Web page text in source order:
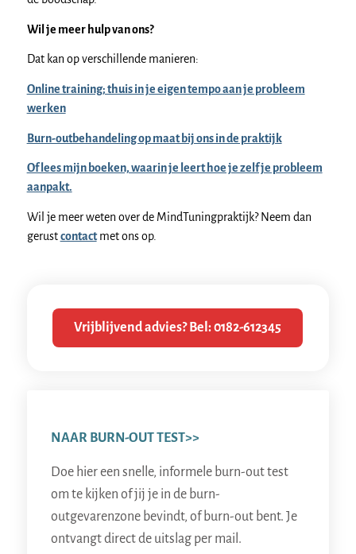
Wil je meer hulp van ons?
Dat kan op verschillende manieren:
Online training; thuis in je eigen tempo aan je probleem
werken
Burn-outbehandeling op maat bij ons in de praktijk
Of lees mijn boeken, waarin je leert hoe je zelf je probleem
aanpakt.
Wil je meer weten over de MindTuningpraktijk? Neem dan
gerustcontactmet ons op.
Vrijblijvend advies? Bel: 0182-612345
NAAR BURN-OUT TEST>>
Doe hier een snelle, informele burn-out test
om te kijken of jij je in de burn-
outgevarenzone bevindt, of burn-out bent. Je
ontvangt direct de uitslag per mail.